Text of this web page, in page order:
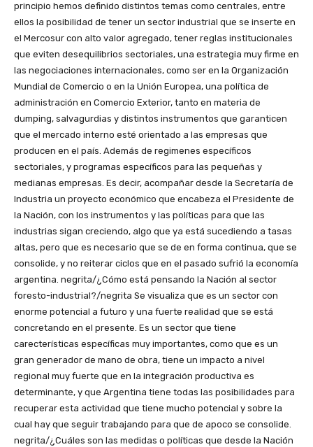
principio hemos definido distintos temas como centrales, entre
ellos la posibilidad de tener un sector industrial que se inserte en
el Mercosur con alto valor agregado, tener reglas institucionales
que eviten desequilibrios sectoriales, una estrategia muy firme en
las negociaciones internacionales, como ser en la Organización
Mundial de Comercio o en la Unión Europea, una política de
administración en Comercio Exterior, tanto en materia de
dumping, salvagurdias y distintos instrumentos que garanticen
que el mercado interno esté orientado a las empresas que
producen en el país. Además de regimenes específicos
sectoriales, y programas específicos para las pequeñas y
medianas empresas. Es decir, acompañar desde la Secretaría de
Industria un proyecto económico que encabeza el Presidente de
la Nación, con los instrumentos y las políticas para que las
industrias sigan creciendo, algo que ya está sucediendo a tasas
altas, pero que es necesario que se de en forma continua, que se
consolide, y no reiterar ciclos que en el pasado sufrió la economía
argentina. negrita/¿Cómo está pensando la Nación al sector
foresto-industrial?/negrita Se visualiza que es un sector con
enorme potencial a futuro y una fuerte realidad que se está
concretando en el presente. Es un sector que tiene
carecterísticas específicas muy importantes, como que es un
gran generador de mano de obra, tiene un impacto a nivel
regional muy fuerte que en la integración productiva es
determinante, y que Argentina tiene todas las posibilidades para
recuperar esta actividad que tiene mucho potencial y sobre la
cual hay que seguir trabajando para que de apoco se consolide.
negrita/¿Cuáles son las medidas o políticas que desde la Nación